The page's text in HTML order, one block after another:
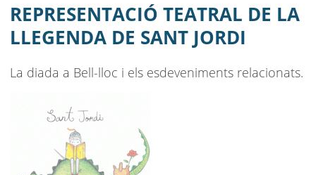
AJUNTAMENT
MUNICIPI
SEU ELECTRÒNICA
REPRESENTACIÓ TEATRAL DE LA
LLEGENDA DE SANT JORDI
La diada a Bell-lloc i els esdeveniments relacionats.